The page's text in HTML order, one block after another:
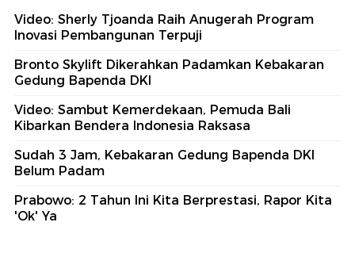
Video: Sherly Tjoanda Raih Anugerah Program
Inovasi Pembangunan Terpuji
Bronto Skylift Dikerahkan Padamkan Kebakaran
Gedung Bapenda DKI
Video: Sambut Kemerdekaan, Pemuda Bali
Kibarkan Bendera Indonesia Raksasa
Sudah 3 Jam, Kebakaran Gedung Bapenda DKI
Belum Padam
Prabowo: 2 Tahun Ini Kita Berprestasi, Rapor Kita
'Ok' Ya